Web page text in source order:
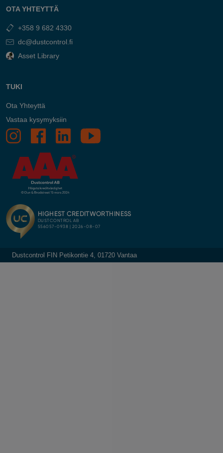
OTA YHTEYTTÄ
+358 9 682 4330
dc@dustcontrol.fi
Asset Library
TUKI
Ota Yhteyttä
Vastaa kysymyksiin
Dustcontrol FIN Petikontie 4, 01720 Vantaa